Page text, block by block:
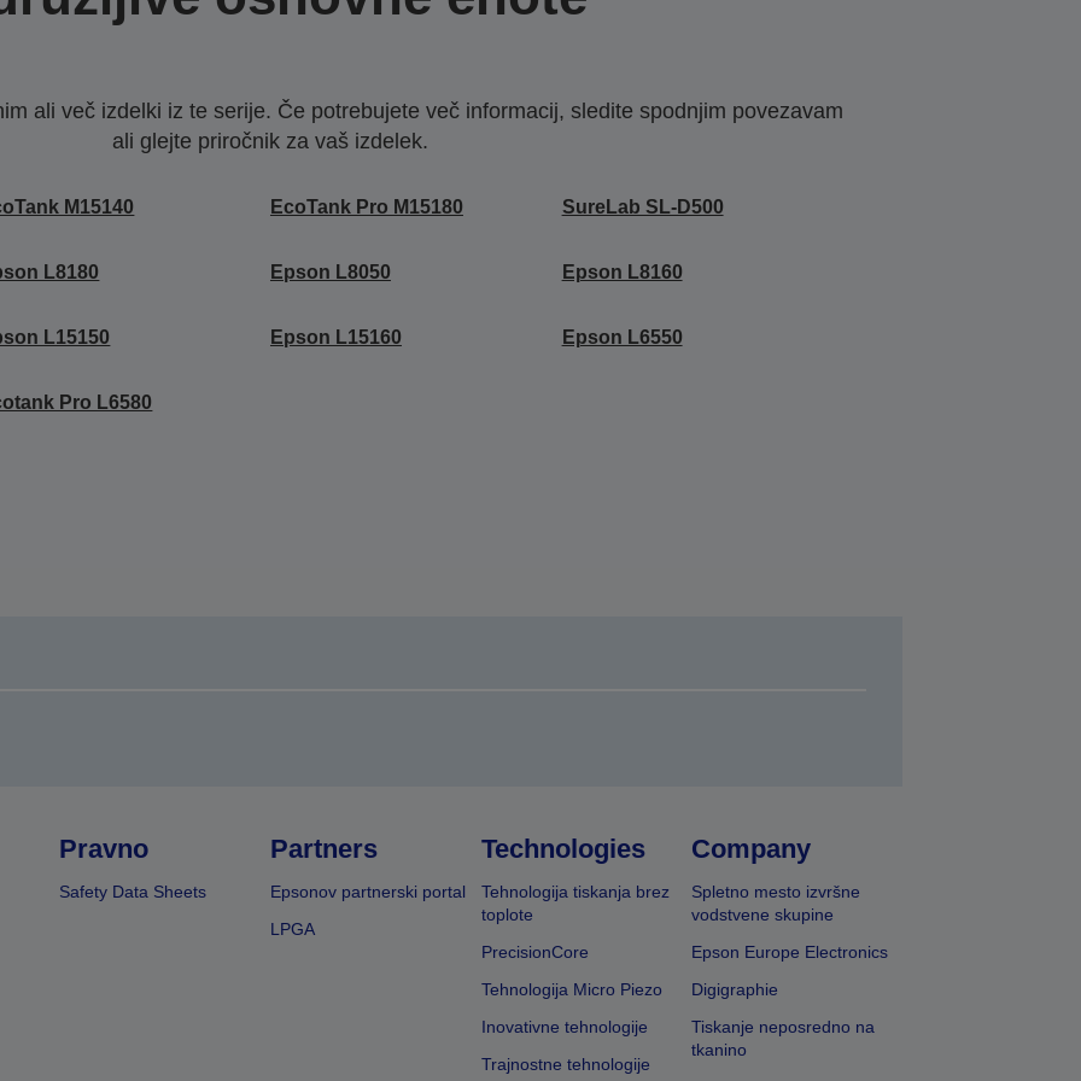
ali več izdelki iz te serije. Če potrebujete več informacij, sledite spodnjim povezavam
ali glejte priročnik za vaš izdelek.
M15140 EcoTank Pro M15180 SureLab SL-D500
L8180 Epson L8050 Epson L8160
L15150 Epson L15160 Epson L6550
Pro L6580
Pravno
Safety Data Sheets
Partners
Epsonov partnerski portal
LPGA
Technologies
Tehnologija tiskanja brez
toplote
PrecisionCore
Tehnologija Micro Piezo
Inovativne tehnologije
Trajnostne tehnologije
Company
Spletno mesto izvršne
vodstvene skupine
Epson Europe Electronics
Digigraphie
Tiskanje neposredno na
tkanino